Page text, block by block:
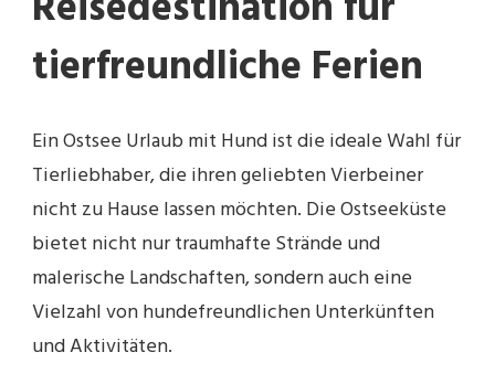
tierfreundliche Ferien
Ein Ostsee Urlaub mit Hund ist die ideale Wahl für
Tierliebhaber, die ihren geliebten Vierbeiner
nicht zu Hause lassen möchten. Die Ostseeküste
bietet nicht nur traumhafte Strände und
malerische Landschaften, sondern auch eine
Vielzahl von hundefreundlichen Unterkünften
und Aktivitäten.